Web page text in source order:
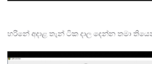
හරිනේ අදාළ තැන් ටික දාල දෙන්න තමා